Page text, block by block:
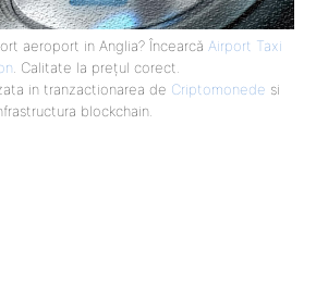
aeroport in Anglia? Încearcă Airport Taxi
. Calitate la prețul corect.
in tranzactionarea de Criptomonede si
blockchain.